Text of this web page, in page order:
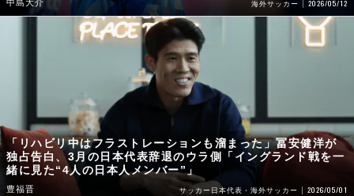
中島大介 海外サッカー 2026/05/12
「リハビリ中はフラストレーションも溜まった」冨安健洋が
独占告白、3月の日本代表辞退のウラ側「イングランド戦を一
緒に見た“4人の日本人メンバー”」
豊福晋 サッカー日本代表・海外サッカー 2026/05/01